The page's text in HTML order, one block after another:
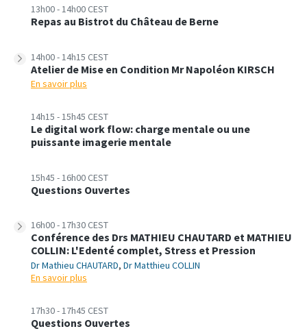
13h00 - 14h00 CEST
Repas au Bistrot du Château de Berne
14h00 - 14h15 CEST
Atelier de Mise en Condition Mr Napoléon KIRSCH
En savoir plus
14h15 - 15h45 CEST
Le digital work flow: charge mentale ou une
puissante imagerie mentale
15h45 - 16h00 CEST
Questions Ouvertes
16h00 - 17h30 CEST
Conférence des Drs MATHIEU CHAUTARD et MATHIEU
COLLIN: L'Edenté complet, Stress et Pression
Dr Mathieu CHAUTARD, Dr Matthieu COLLIN
En savoir plus
17h30 - 17h45 CEST
Questions Ouvertes